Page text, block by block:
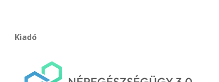
Kiadó